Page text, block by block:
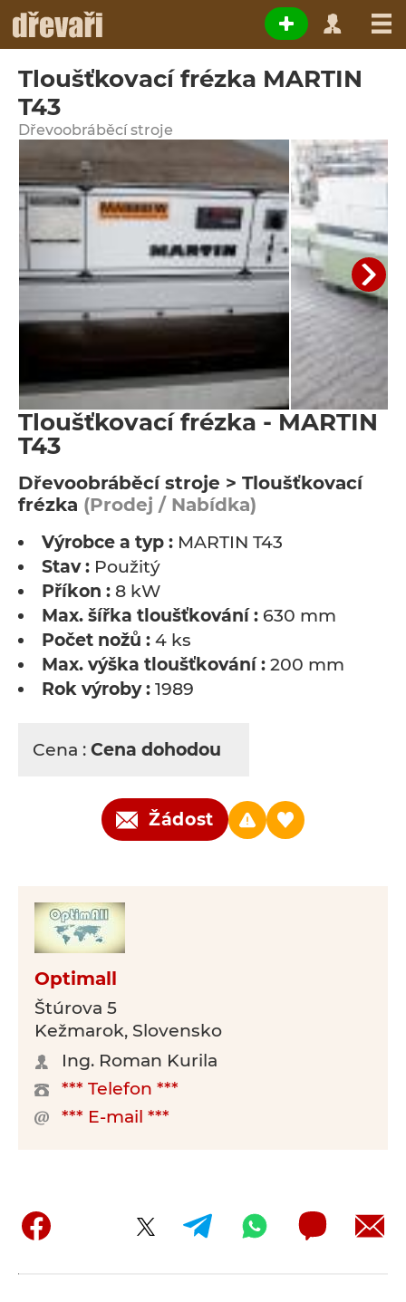
Tloušťkovací frézka MARTIN
T43
Dřevoobráběcí stroje
Tloušťkovací frézka - MARTIN
T43
Dřevoobráběcí stroje > Tloušťkovací
frézka (Prodej / Nabídka)
Výrobce a typ : MARTIN T43
Stav : Použitý
Příkon : 8 kW
Max. šířka tloušťkování : 630 mm
Počet nožů : 4 ks
Max. výška tloušťkování : 200 mm
Rok výroby : 1989
Cena : Cena dohodou
Žádost
Optimall
Štúrova 5
Kežmarok, Slovensko
Ing. Roman Kurila
*** Telefon ***
*** E-mail ***